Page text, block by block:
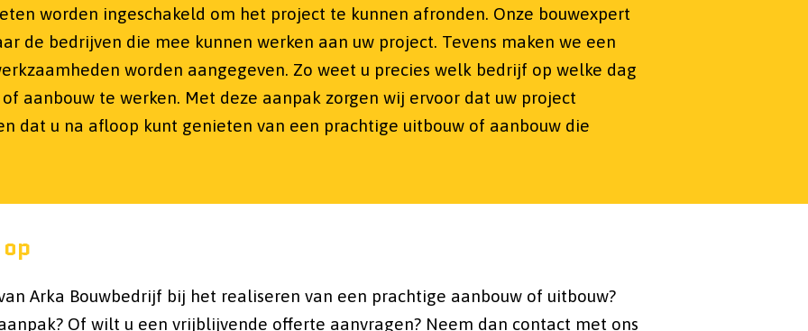
worden ingeschakeld om het project te kunnen afronden. Onze bouwexpert
de bedrijven die mee kunnen werken aan uw project. Tevens maken we een
worden aangegeven. Zo weet u precies welk bedrijf op welke dag
aanbouw te werken. Met deze aanpak zorgen wij ervoor dat uw project
dat u na afloop kunt genieten van een prachtige uitbouw of aanbouw die
Arka Bouwbedrijf bij het realiseren van een prachtige aanbouw of uitbouw?
Of wilt u een vrijblijvende offerte aanvragen? Neem dan contact met ons